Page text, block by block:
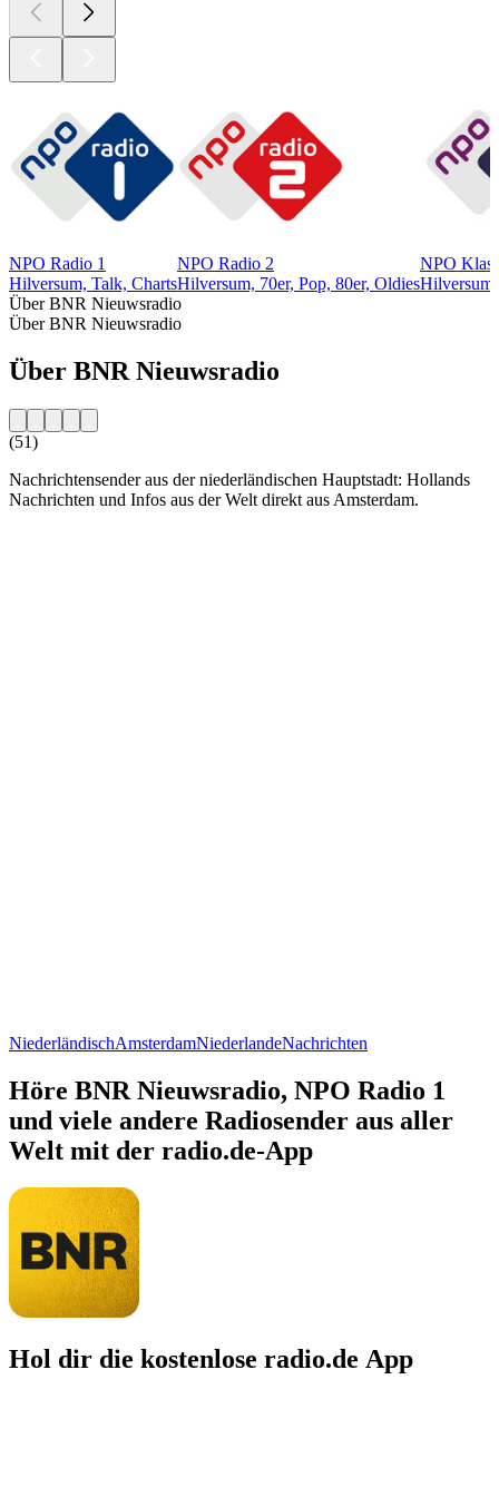
NPO Radio 1
Hilversum, Talk, Charts
NPO Radio 2
Hilversum, 70er, Pop, 80er, Oldies
NPO
Über BNR Nieuwsradio
Über BNR Nieuwsradio
Über BNR Nieuwsradio
(51)
Nachrichtensender aus der niederländischen Hauptstadt: Hollands
Nachrichten und Infos aus der Welt direkt aus Amsterdam.
NiederländischAmsterdamNiederlandeNachrichten
Höre BNR Nieuwsradio, NPO Radio 1
und viele andere Radiosender aus aller
Welt mit der radio.de-App
Hol dir die kostenlose radio.de App